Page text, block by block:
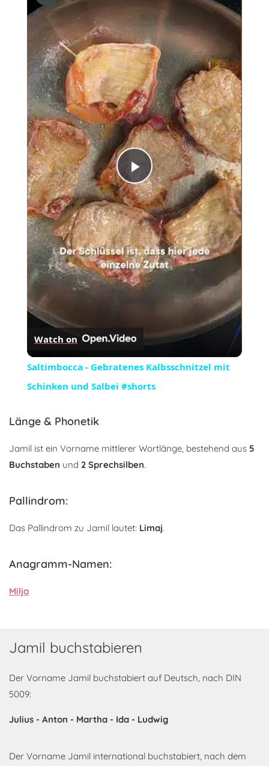
Play
Video
Watch on
Saltimbocca - Gebratenes Kalbsschnitzel mit
Schinken und Salbei #shorts
Länge & Phonetik
Jamil ist ein Vorname mittlerer Wortlänge, bestehend aus 5
Buchstaben und 2 Sprechsilben.
Pallindrom:
Das Pallindrom zu Jamil lautet: Limaj.
Anagramm-Namen:
Milja
Jamil buchstabieren
Der Vorname Jamil buchstabiert auf Deutsch, nach DIN
5009:
Julius - Anton - Martha - Ida - Ludwig
Der Vorname Jamil international buchstabiert, nach dem